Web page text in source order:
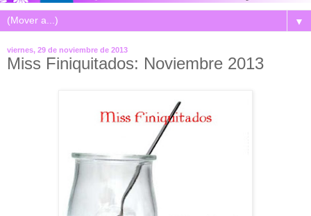
▼
viernes, 29 de noviembre de 2013
Miss Finiquitados: Noviembre 2013